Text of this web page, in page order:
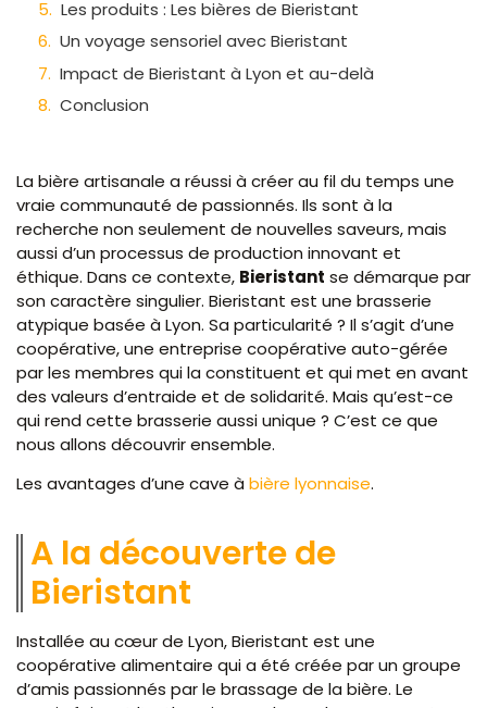
Les produits : Les bières de Bieristant
Un voyage sensoriel avec Bieristant
Impact de Bieristant à Lyon et au-delà
Conclusion
La bière artisanale a réussi à créer au fil du temps une
vraie communauté de passionnés. Ils sont à la
recherche non seulement de nouvelles saveurs, mais
aussi d’un processus de production innovant et
éthique. Dans ce contexte, Bieristant se démarque par
son caractère singulier. Bieristant est une brasserie
atypique basée à Lyon. Sa particularité ? Il s’agit d’une
coopérative, une entreprise coopérative auto-gérée
par les membres qui la constituent et qui met en avant
des valeurs d’entraide et de solidarité. Mais qu’est-ce
qui rend cette brasserie aussi unique ? C’est ce que
nous allons découvrir ensemble.
Les avantages d’une cave à bière lyonnaise.
A la découverte de
Bieristant
Installée au cœur de Lyon, Bieristant est une
coopérative alimentaire qui a été créée par un groupe
d’amis passionnés par le brassage de la bière. Le